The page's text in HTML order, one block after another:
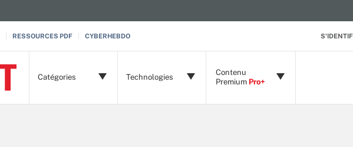
RESSOURCES PDF CYBERHEBDO
Catégories Technologies
Contenu
Premium Pro+